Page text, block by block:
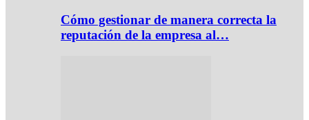
Cómo gestionar de manera correcta la
reputación de la empresa al…